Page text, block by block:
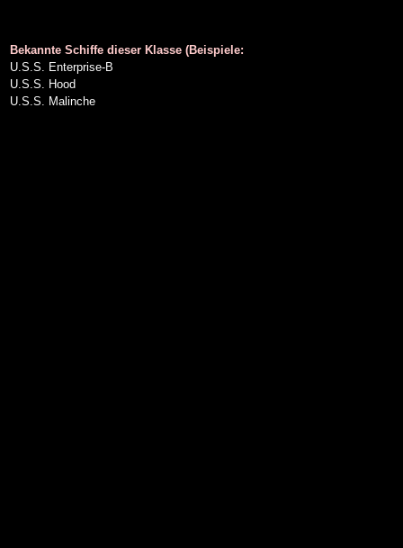
Bekannte Schiffe dieser Klasse (Beispiele:
U.S.S. Enterprise-B
U.S.S. Hood
U.S.S. Malinche